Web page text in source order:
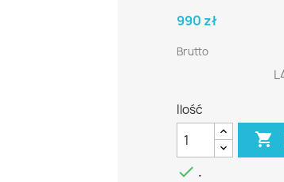
990 zł
Brutto
Ilość

 .